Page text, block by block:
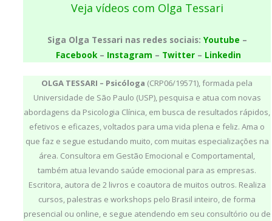
Veja vídeos com Olga Tessari
Siga Olga Tessari nas redes sociais: Youtube –
Facebook– Instagram – Twitter– Linkedin
OLGA TESSARI – Psicóloga (CRP06/19571), formada pela
Universidade de São Paulo (USP), pesquisa e atua com novas
abordagens da Psicologia Clínica, em busca de resultados rápidos,
efetivos e eficazes, voltados para uma vida plena e feliz. Ama o
que faz e segue estudando muito, com muitas especializações na
área. Consultora em Gestão Emocional e Comportamental,
também atua levando saúde emocional para as empresas.
Escritora, autora de 2 livros e coautora de muitos outros. Realiza
cursos, palestras e workshops pelo Brasil inteiro, de forma
presencial ou online, e segue atendendo em seu consultório ou de